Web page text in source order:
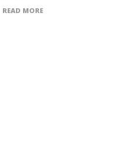
READ MORE